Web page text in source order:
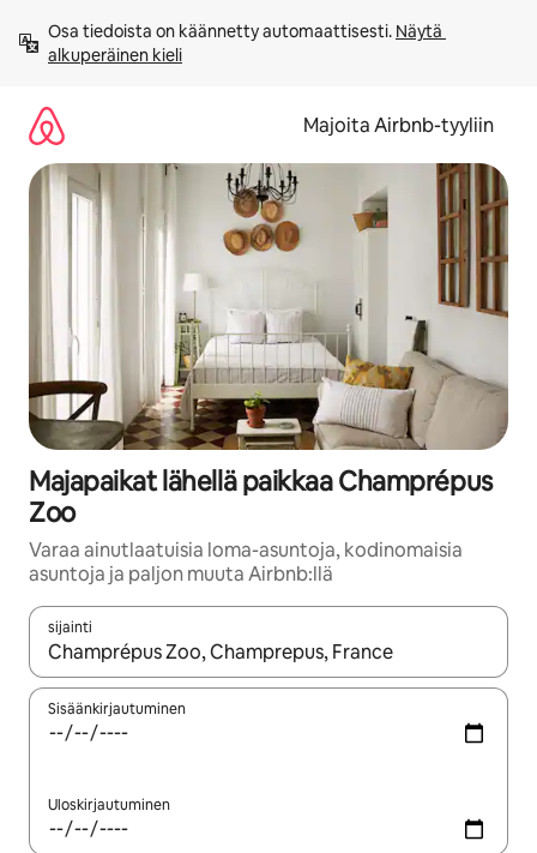
sisältö
väliin
Osa tiedoista on käännetty automaattisesti. Näytä
alkuperäinen kieli
Majoita Airbnb-tyyliin
Majapaikat lähellä paikkaa Champrépus
Zoo
Varaa ainutlaatuisia loma-asuntoja, kodinomaisia
asuntoja ja paljon muuta Airbnb:llä
sijainti
Kun tulokset ovat saatavilla, navigoi ylös- ja alas-
Sisäänkirjautuminen
Uloskirjautuminen